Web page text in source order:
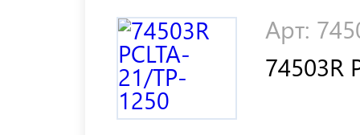
Арт:
74503R